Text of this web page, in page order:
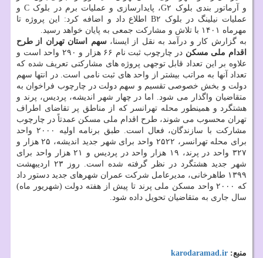
و آرماتور بندی بلوک G۲، پایدارسازی و عملیات برم در بلوک C و
عملیات نیلینگ در بلوک B۲ اطلاع داد و اضافه کرد: این پروژه تا
مهرماه ۱۴۰۱ با تلاش و مشارکت جمعی به پایان خواهد رسید.
به گزارش کار و درآمد به نقل از ایسنا،سهم استان تهران از طرح
اقدام ملی مسکن
در چارچوب ثبت نام ۶۶ هزار و ۲۹۰ واحد است و
علاوه بر این تعداد قابل توجهی پروژه های مشارکتی تعریف شده که
تعداد آنها به مراتب بیشتر از واحد های ثبت نامی است. در انتها سهم
دولت و بخش خصوصی تقسیم و سهم دولت در چارچوب فراخوان به
متقاضیان واگذار می شود. اما در چهار شهر اندیشه، پردیس، پرند و
هشتگرد و همینطور محله تهرانسر که از مناطق پر تقاضای اطراف
تهران محسوب می شوند، طرح اقدام ملی مسکن عمدتاً در چارچوب
مشارکت با سازندگان، فعال است. طبق برنامه اولیه ۲۰۰۰ واحد
برای محله تهرانسر، ۲۵۲۲ واحد برای شهر جدید اندیشه، ۲۵ هزار و
۳۲۷ واحد در پرند، ۱۹ هزار واحد در پردیس و ۲۱ هزار واحد برای
شهر جدید هشتگرد در نظر گرفته شده است. روز ۲۳ اردیبهشت
۱۳۹۹ طاهرخانی، مدیرعامل شرکت عمران شهرهای جدید دستور داد
که ۲۰۰۰ واحد مسکن ملی پرند تا پیش از هفته دولت (شهریور ماه)
سال جاری به متقاضیان تحویل داده شود.
منبع: karodaramad.ir